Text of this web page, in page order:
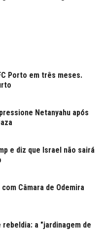
Porto em três meses.
Netanyahu após
e diz que Israel não sairá
Câmara de Odemira
a "jardinagem de